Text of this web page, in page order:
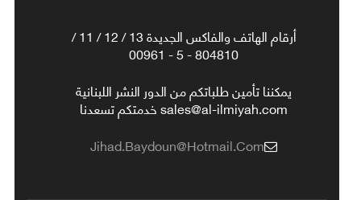
أرقام الهاتف والفاكس الجديدة 13 / 12 / 11 /
804810 - 5 - 00961
يمكننا تأمين طلباتكم من الدور النشر اللبنانية
sales@al-ilmiyah.com خدمتكم تسعدنا
Jihad.baydoun@hotmail.com